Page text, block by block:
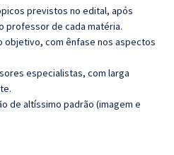
previstos no edital, após
professor de cada matéria.
objetivo, com ênfase nos aspectos
especialistas, com larga
de altíssimo padrão (imagem e